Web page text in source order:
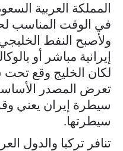
المملكة العربية
في الوقت المناسب
ولأصبح النفط
إيرانية مباشر أو
لكان الخليج وقع تحت
تعرض المصدر
سيطرة إيران يعني
سيطرتها.
تنافر تركيا والدول